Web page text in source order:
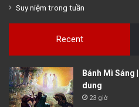
Suy niệm trong tuần
Recent
Bánh Mì Sáng
dung
23 giờ